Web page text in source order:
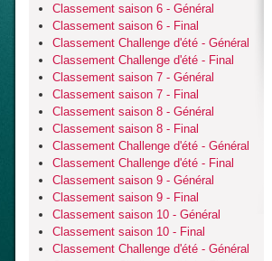
Classement saison 6 - Général
Classement saison 6 - Final
Classement Challenge d'été - Général
Classement Challenge d'été - Final
Classement saison 7 - Général
Classement saison 7 - Final
Classement saison 8 - Général
Classement saison 8 - Final
Classement Challenge d'été - Général
Classement Challenge d'été - Final
Classement saison 9 - Général
Classement saison 9 - Final
Classement saison 10 - Général
Classement saison 10 - Final
Classement Challenge d'été - Général